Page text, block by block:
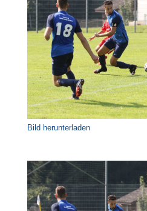
Bild herunterladen